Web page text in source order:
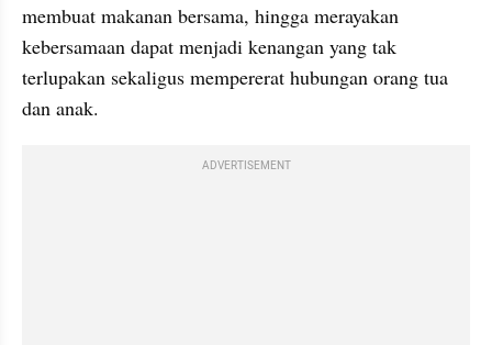
membuat makanan bersama, hingga merayakan
kebersamaan dapat menjadi kenangan yang tak
terlupakan sekaligus mempererat hubungan orang tua
dan anak.
ADVERTISEMENT